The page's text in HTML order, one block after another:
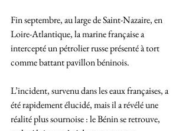
Fin septembre, au large de Saint-Nazaire, en
Loire-Atlantique, la marine française a
intercepté un pétrolier russe présenté à tort
comme battant pavillon béninois.
L’incident, survenu dans les eaux françaises, a
été rapidement élucidé, mais il a révélé une
réalité plus sournoise : le Bénin se retrouve,